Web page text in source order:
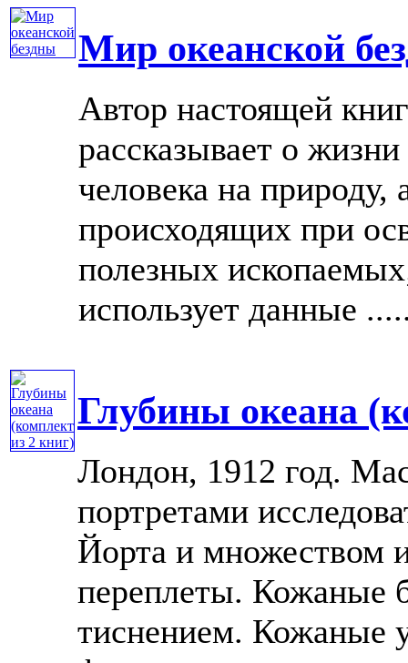
Мир океанской
Автор настоящей
рассказывает о
человека на природу,
происходящих при
полезных
использует данные
Глубины океана
Лондон, 1912 год.
портретами
Йорта и множеством
переплеты. Кожаные
тиснением. Кожаные